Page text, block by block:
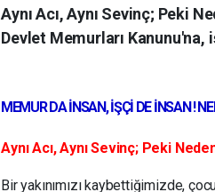
Aynı Acı, Aynı Sevinç; Peki
Devlet Memurları Kanunu'na,
MEMUR DA İNSAN, İŞÇİ DE İNSAN !
Aynı Acı, Aynı Sevinç; Peki
Bir yakınımızı kaybettiğimizde,